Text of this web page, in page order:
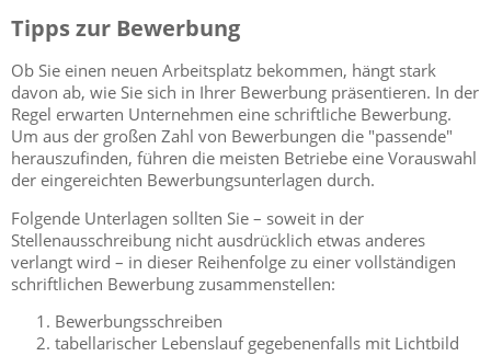
Tipps zur Bewerbung
Ob Sie einen neuen Arbeitsplatz bekommen, hängt stark
davon ab, wie Sie sich in Ihrer Bewerbung präsentieren. In der
Regel erwarten Unternehmen eine schriftliche Bewerbung.
Um aus der großen Zahl von Bewerbungen die "passende"
herauszufinden, führen die meisten Betriebe eine Vorauswahl
der eingereichten Bewerbungsunterlagen durch.
Folgende Unterlagen sollten Sie – soweit in der
Stellenausschreibung nicht ausdrücklich etwas anderes
verlangt wird – in dieser Reihenfolge zu einer vollständigen
schriftlichen Bewerbung zusammenstellen:
Bewerbungsschreiben
tabellarischer Lebenslauf gegebenenfalls mit Lichtbild